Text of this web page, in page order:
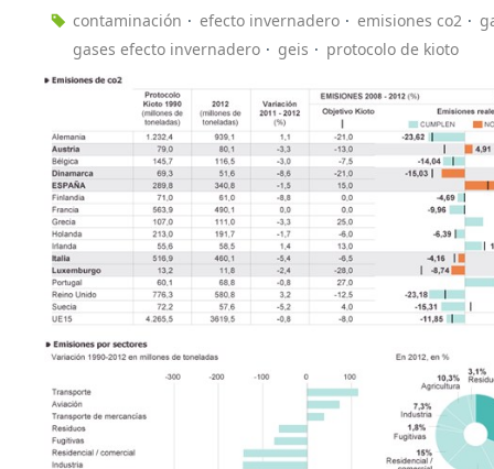
contaminación
efecto invernadero emisiones co2
gases efecto invernadero
geis protocolo de kioto